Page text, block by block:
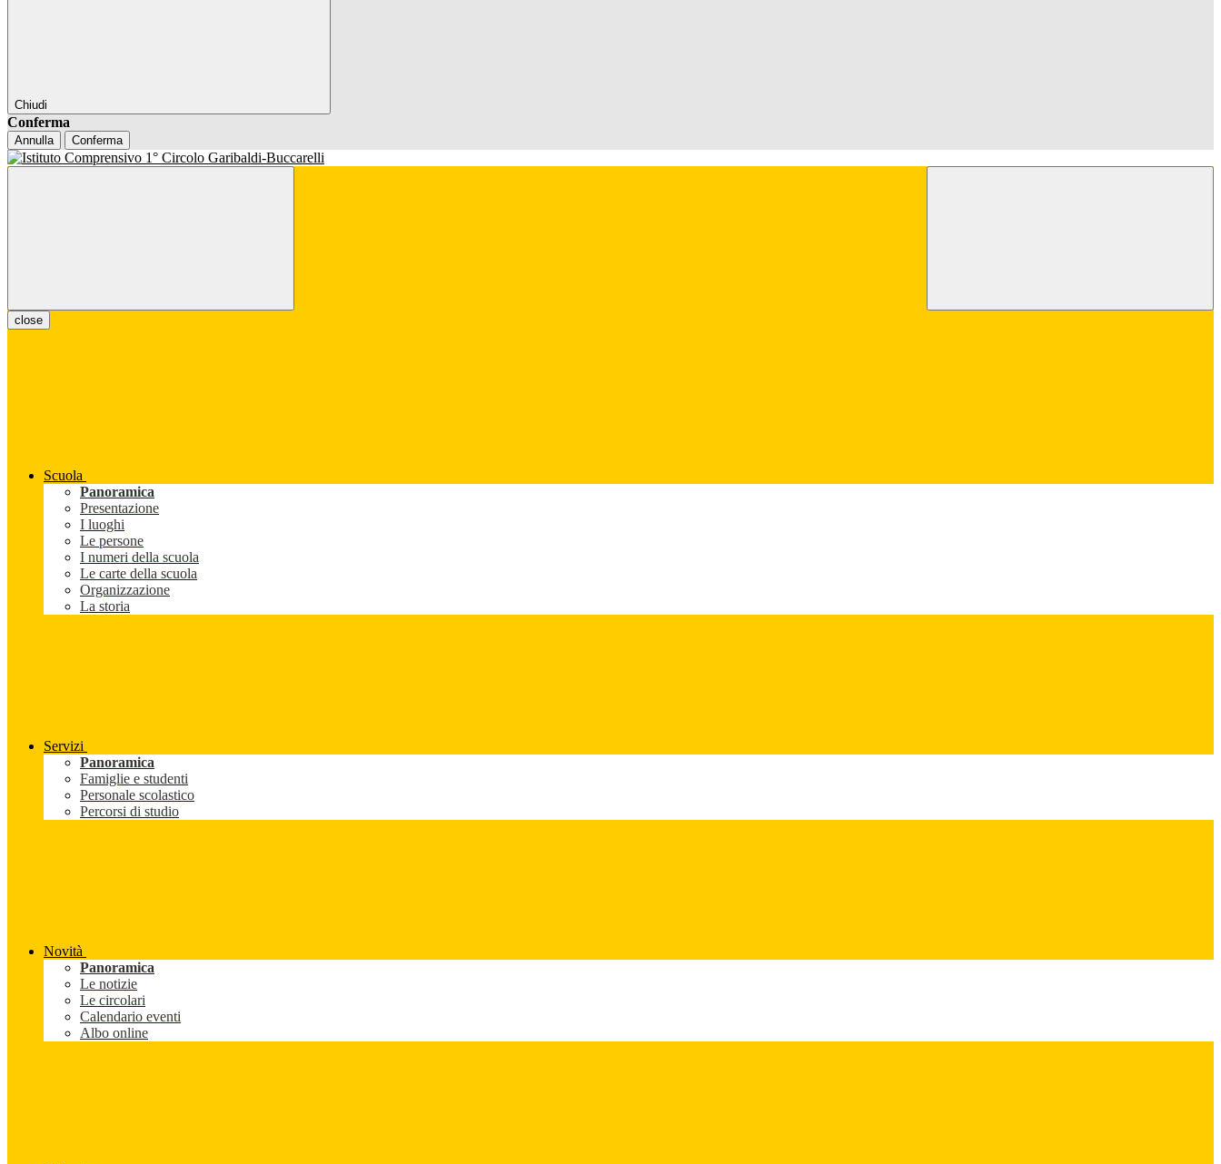
Chiudi
Conferma
Annulla Conferma
close
Scuola
Panoramica
Presentazione
I luoghi
Le persone
I numeri della scuola
Le carte della scuola
Organizzazione
La storia
Servizi
Panoramica
Famiglie e studenti
Personale scolastico
Percorsi di studio
Novità
Panoramica
Le notizie
Le circolari
Calendario eventi
Albo online